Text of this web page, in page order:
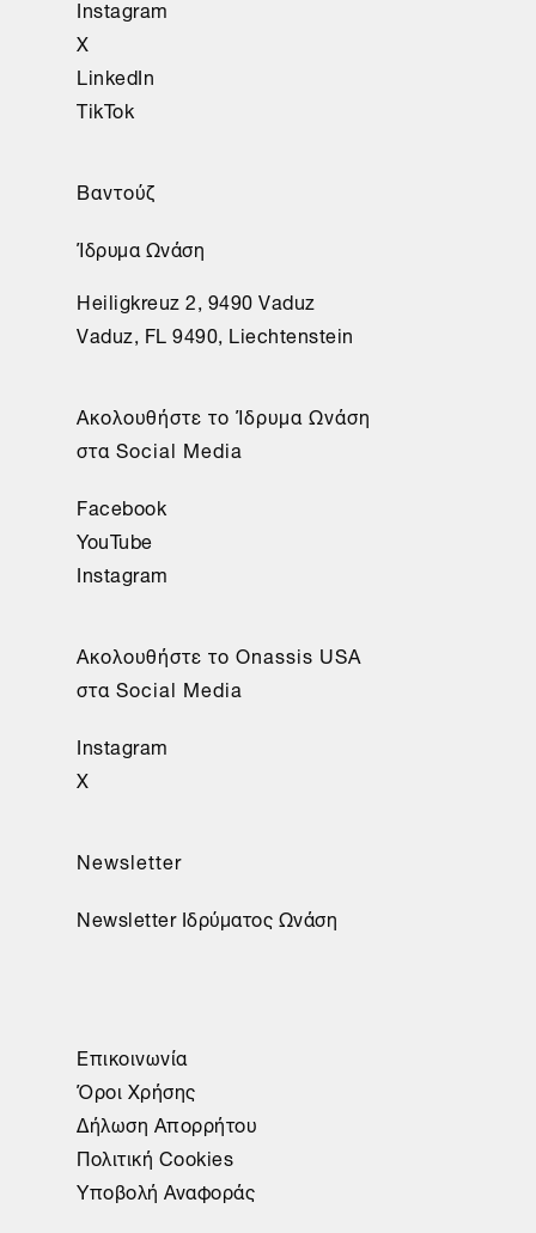
Instagram
X
LinkedIn
TikTok
Βαντούζ
Ίδρυμα Ωνάση
Heiligkreuz 2, 9490 Vaduz
Vaduz, FL 9490, Liechtenstein
Aκολουθήστε το Ίδρυμα Ωνάση
στα Social Media
Facebook
YouTube
Instagram
Aκολουθήστε το Onassis USA
στα Social Media
Instagram
X
Newsletter
Newsletter Ιδρύματος Ωνάση
Επικοινωνία
Όροι Χρήσης
Δήλωση Απορρήτου
Πολιτική Cookies
Υποβολή Αναφοράς